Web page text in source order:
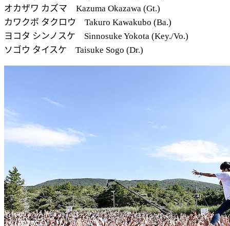
オカザワ カズマ Kazuma Okazawa (Gt.)
カワクボ タクロウ Takuro Kawakubo (Ba.)
ヨコタ シンノスケ Sinnosuke Yokota (Key./Vo.)
ソゴウ タイスケ Taisuke Sogo (Dr.)